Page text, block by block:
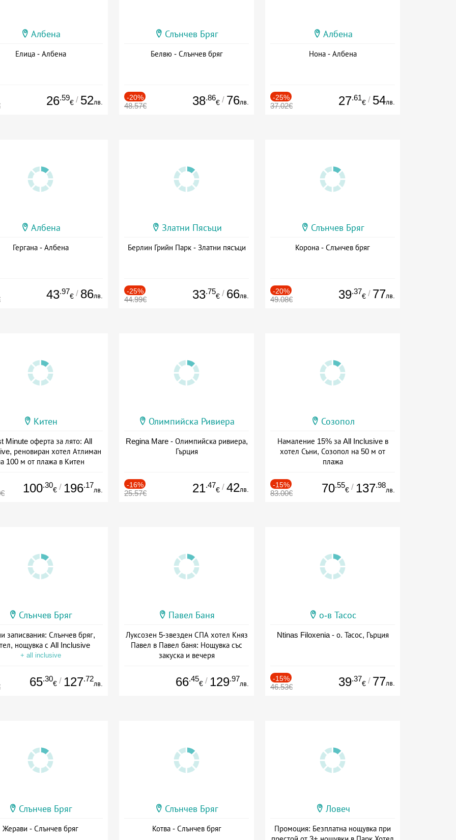
Албена
Елица - Албена
26.59
€ / 52лв.
Слънчев Бряг
Белвю - Слънчев бряг
-20%
48.57€ 38.86
€ / 76лв.
Албена
Нона - Албена
-25%
37.02€ 27.61
€ / 54лв.
Албена
Гергана - Албена
43.97
€ / 86лв.
Златни Пясъци
Берлин Грийн Парк - Златни пясъци
-25%
44.99€ 33.75
€ / 66лв.
Слънчев Бряг
Корона - Слънчев бряг
-20%
49.08€ 39.37
€ / 77лв.
Китен
Minute оферта за лято: All
реновиран хотел Атлиман
100 м от плажа в Китен
100.30
€ / 196.17
лв.
Олимпийска Ривиера
Regina Mare - Олимпийска ривиера,
Гърция
-16%
25.57€ 21.47
€ / 42лв.
Созопол
Намаление 15% за All Inclusive в
хотел Съни, Созопол на 50 м от
плажа
-15%
83.00€ 70.55
€ / 137.98
лв.
Слънчев Бряг
записвания: Слънчев бряг,
нощувка с All Inclusive
+ all inclusive
65.30
€ / 127.72
лв.
Павел Баня
Луксозен 5-звезден СПА хотел Княз
Павел в Павел баня: Нощувка със
закуска и вечеря
66.45
€ / 129.97
лв.
о-в Тасос
Ntinas Filoxenia - о. Тасос, Гърция
-15%
46.53€ 39.37
€ / 77лв.
Слънчев Бряг
Жерави - Слънчев бряг
Слънчев Бряг
Котва - Слънчев бряг
Ловеч
Промоция: Безплатна нощувка при